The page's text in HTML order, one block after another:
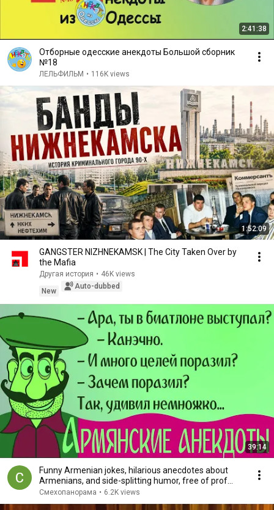
2:41:38
Отборные одесские анекдоты Большой сборник
№18
ЛЕЛЬФИЛЬМ • 116K views
1:52:09
GANGSTER NIZHNEKAMSK | The City Taken Over by
the Mafia
Другая история • 46K views
New
Auto-dubbed
39:14
Funny Armenian jokes, hilarious anecdotes about
Armenians, and side-splitting humor, free of prof...
Смехопанорама • 6.2K views